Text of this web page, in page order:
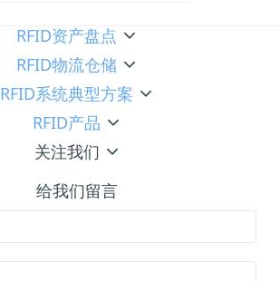
RFID资产盘点
RFID物流仓储
RFID系统典型方案
RFID产品
关注我们
给我们留言